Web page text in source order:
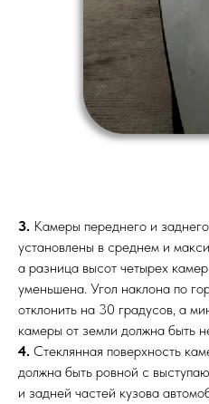
3. Камеры переднего и
установлены в среднем и
а разница высот четырех
уменьшена. Угол наклона по
отклонить на 30 градусов, а
камеры от земли должна быть
4. Стеклянная поверхность
должна быть ровной с
и задней частей кузова